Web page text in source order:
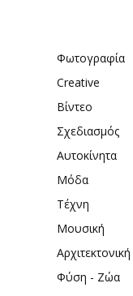
Φωτογραφία
Creative
Βίντεο
Σχεδιασμός
Αυτοκίνητα
Μόδα
Τέχνη
Μουσική
Αρχιτεκτονική
Φύση - Ζώα